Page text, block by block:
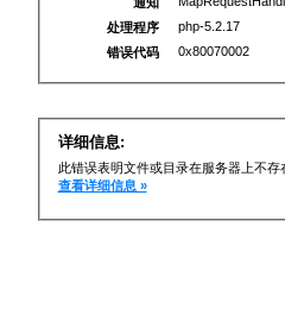
处理程序
php-5.2.17
错误代码
0x80070002
详细信息:
此错误表明文件或目录在服务器上不存
查看详细信息 »